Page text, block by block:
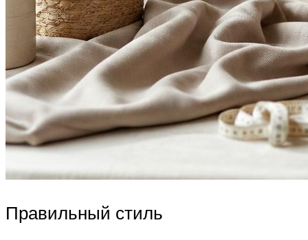
Правильный стиль